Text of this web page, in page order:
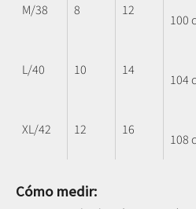
M/38 8 12
100
L/40 10 14
104
XL/42 12 16
108
Cómo medir: